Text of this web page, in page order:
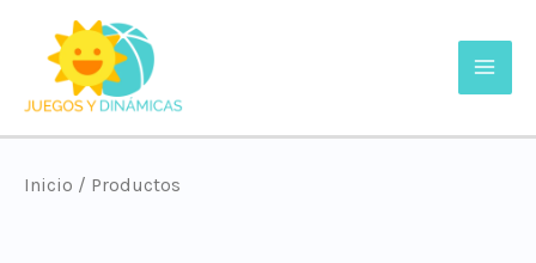
Inicio / Productos